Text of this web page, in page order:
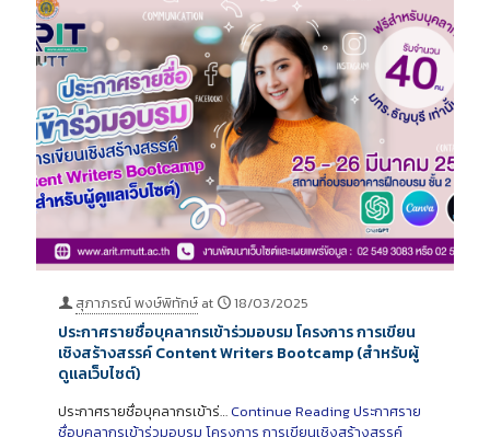
สุภาภรณ์ พงษ์พิทักษ์ at 18/03/2025
ประกาศรายชื่อบุคลากรเข้าร่วมอบรม โครงการ การเขียน
เชิงสร้างสรรค์ Content Writers Bootcamp (สำหรับผู้
ดูแลเว็บไซต์)
ประกาศรายชื่อบุคลากรเข้าร่… Continue Readingประกาศราย
ชื่อบุคลากรเข้าร่วมอบรม โครงการ การเขียนเชิงสร้างสรรค์